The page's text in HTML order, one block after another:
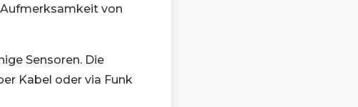
von
Sensoren. Die
Kabel oder via Funk